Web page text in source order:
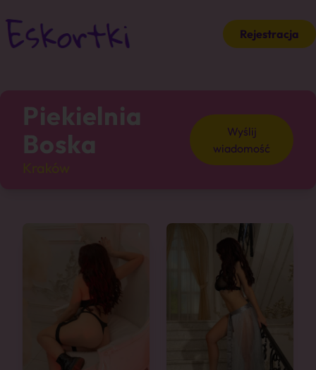
Rejestracja
Piekielnia
Boska
Wyślij
wiadomość